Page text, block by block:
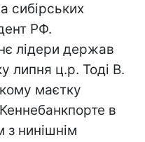
сибірських
РФ.
лідери держав
липня ц.р. Тоді В.
маєтку
в
нинішнім